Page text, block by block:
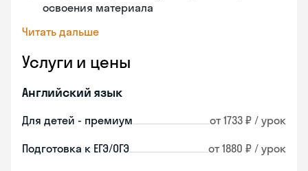
освоения материала
Читать дальше
Услуги и цены
Английский язык
Для детей - премиум от 1733 ₽ / урок
Подготовка к ЕГЭ/ОГЭ от 1880 ₽ / урок